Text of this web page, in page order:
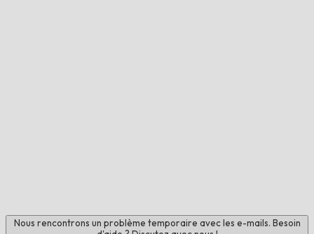
Nous rencontrons un problème temporaire avec les e-mails. Besoin